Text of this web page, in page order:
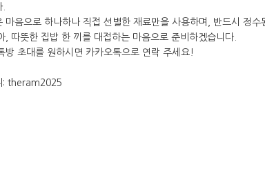
마음으로 하나하나 직접 선별한 재료만을 사용하며, 반드시 정수
, 따뜻한 집밥 한 끼를 대접하는 마음으로 준비하겠습니다.
방 초대를 원하시면 카카오톡으로 연락 주세요!
: theram2025